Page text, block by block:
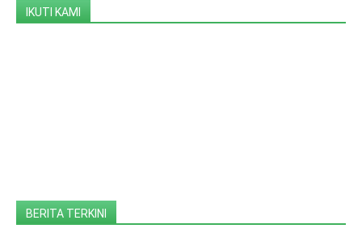
IKUTI KAMI
BERITA TERKINI